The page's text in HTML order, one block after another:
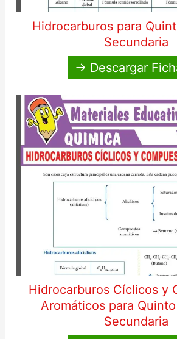
Hidrocarburos para
Secundaria
→ Descargar
Hidrocarburos Cíclicos y
Aromáticos para
Secundaria